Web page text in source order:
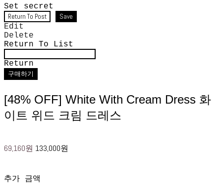
Set secret
Return To Post Save
Edit
Delete
Return To List
Return
구매하기
[48% OFF] White With Cream Dress 화
이트 위드 크림 드레스
69,160원 133,000원
추가 금액